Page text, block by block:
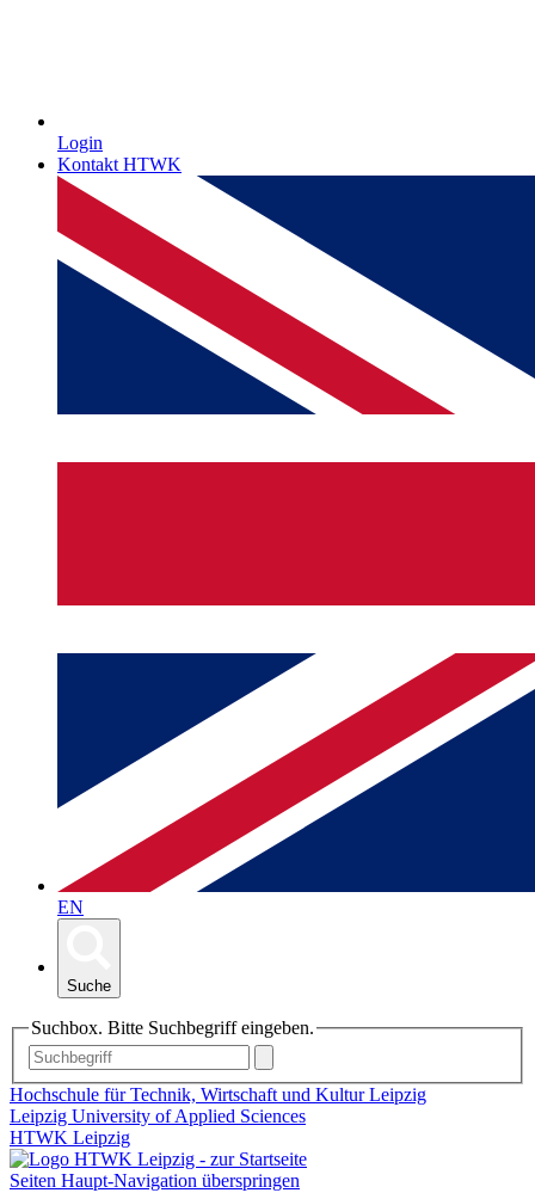
Login
Kontakt HTWK
EN
Suche
Suchbox. Bitte Suchbegriff eingeben.
Hochschule für Technik, Wirtschaft und Kultur Leipzig
Leipzig University of Applied Sciences
HTWK Leipzig
Seiten Haupt-Navigation überspringen